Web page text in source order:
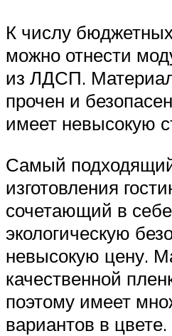
К числу
можно отнести
из ЛДСП.
прочен и
имеет невысокую
Самый
изготовления
сочетающий в
экологическую
невысокую цену.
качественной
поэтому имеет
вариантов в цвете.